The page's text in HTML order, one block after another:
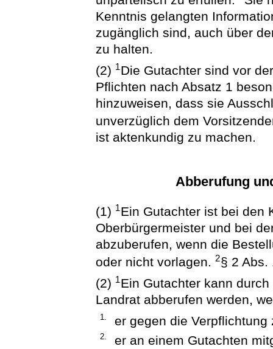
Kenntnis gelangten
zugänglich sind, auch über
zu halten.
(2) 1Die Gutachter sind vor
Pflichten nach Absatz 1
hinzuweisen, dass sie
unverzüglich dem
ist aktenkundig zu machen.
Abberufung
(1) 1Ein Gutachter ist bei den
Oberbürgermeister und bei
abzuberufen, wenn die
oder nicht vorlagen.2§ 2 Abs.
(2) 1Ein Gutachter kann
Landrat abberufen werden,
1. er gegen die
2.
er an einem Gutachten